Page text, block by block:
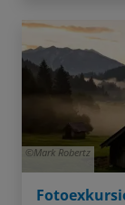
Mark Robertz